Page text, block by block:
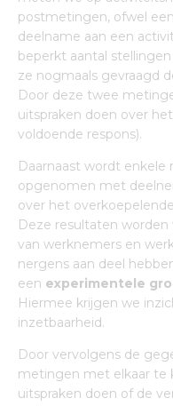
postmetingen, ofwel een
deelname aan een
beperkt aantal
ze nogmaals gevraagd
Door deze twee
uitspraken doen over
voldoende respons).
Daarnaast wordt
opgenomen met
over het
Deze resultaten
van werknemers en
nergens aan deel
een experimentele
Hiermee krijgen we
inzetbaarheid.
Door vervolgens de
metingen met elkaar te
uitspraken doen of de